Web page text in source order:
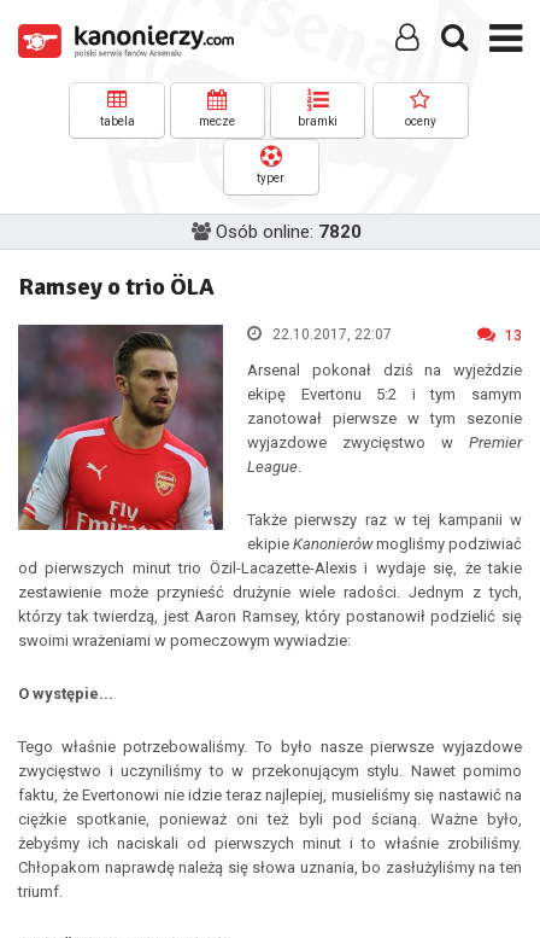
tabela mecze bramki oceny
typer
Osób online: 7820
Ramsey o trio ÖLA
22.10.2017, 22:07 13
Arsenal pokonał dziś na wyjeździe
ekipę Evertonu 5:2 i tym samym
zanotował pierwsze w tym sezonie
wyjazdowe zwycięstwo w Premier
League.
Także pierwszy raz w tej kampanii w
ekipie Kanonierówmogliśmy podziwiać
od pierwszych minut trio Özil-Lacazette-Alexis i wydaje się, że takie
zestawienie może przynieść drużynie wiele radości. Jednym z tych,
którzy tak twierdzą, jest Aaron Ramsey, który postanowił podzielić się
swoimi wrażeniami w pomeczowym wywiadzie:
O występie...
Tego właśnie potrzebowaliśmy. To było nasze pierwsze wyjazdowe
zwycięstwo i uczyniliśmy to w przekonującym stylu. Nawet pomimo
faktu, że Evertonowi nie idzie teraz najlepiej, musieliśmy się nastawić na
ciężkie spotkanie, ponieważ oni też byli pod ścianą. Ważne było,
żebyśmy ich naciskali od pierwszych minut i to właśnie zrobiliśmy.
Chłopakom naprawdę należą się słowa uznania, bo zasłużyliśmy na ten
triumf.